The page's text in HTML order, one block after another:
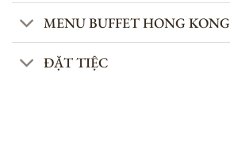
MENU BUFFET HONG KONG
ĐẶT TIỆC